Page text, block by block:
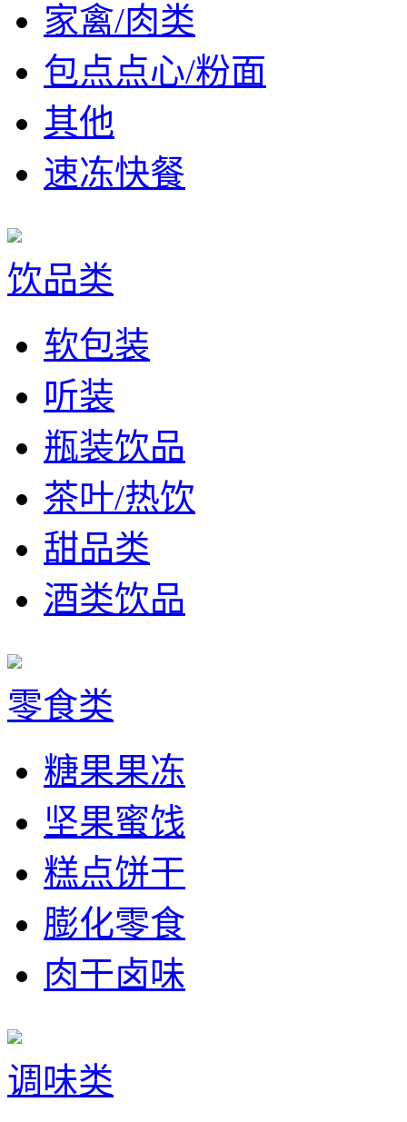
家禽/肉类
包点点心/粉面
其他
速冻快餐
饮品类
软包装
听装
瓶装饮品
茶叶/热饮
甜品类
酒类饮品
零食类
糖果果冻
坚果蜜饯
糕点饼干
膨化零食
肉干卤味
调味类